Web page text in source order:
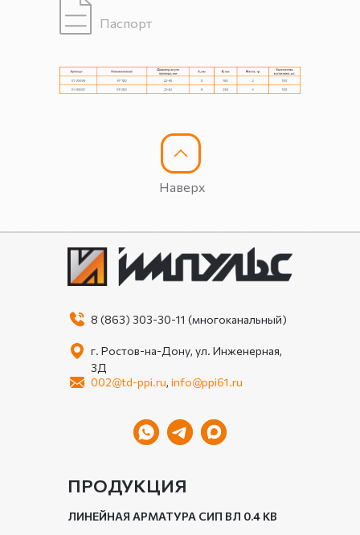
Паспорт
Наверх
ЛИНЕЙНАЯ АРМАТУРА СИП ВЛ 0.4 КВ
ПРОДУКЦИЯ
002@td-ppi.ru, info@ppi61.ru
г. Ростов-на-Дону, ул. Инженерная,
3Д
8 (863) 303-30-11 (многоканальный)